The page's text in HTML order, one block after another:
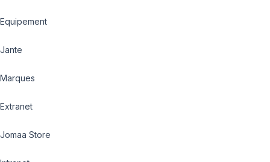
Equipement
Jante
Marques
Extranet
Jomaa Store